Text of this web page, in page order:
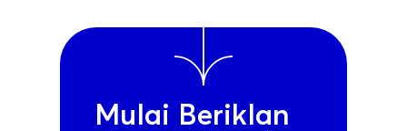
Mulai Beriklan